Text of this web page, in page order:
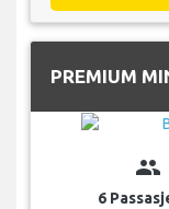
PREMIUM
group
6